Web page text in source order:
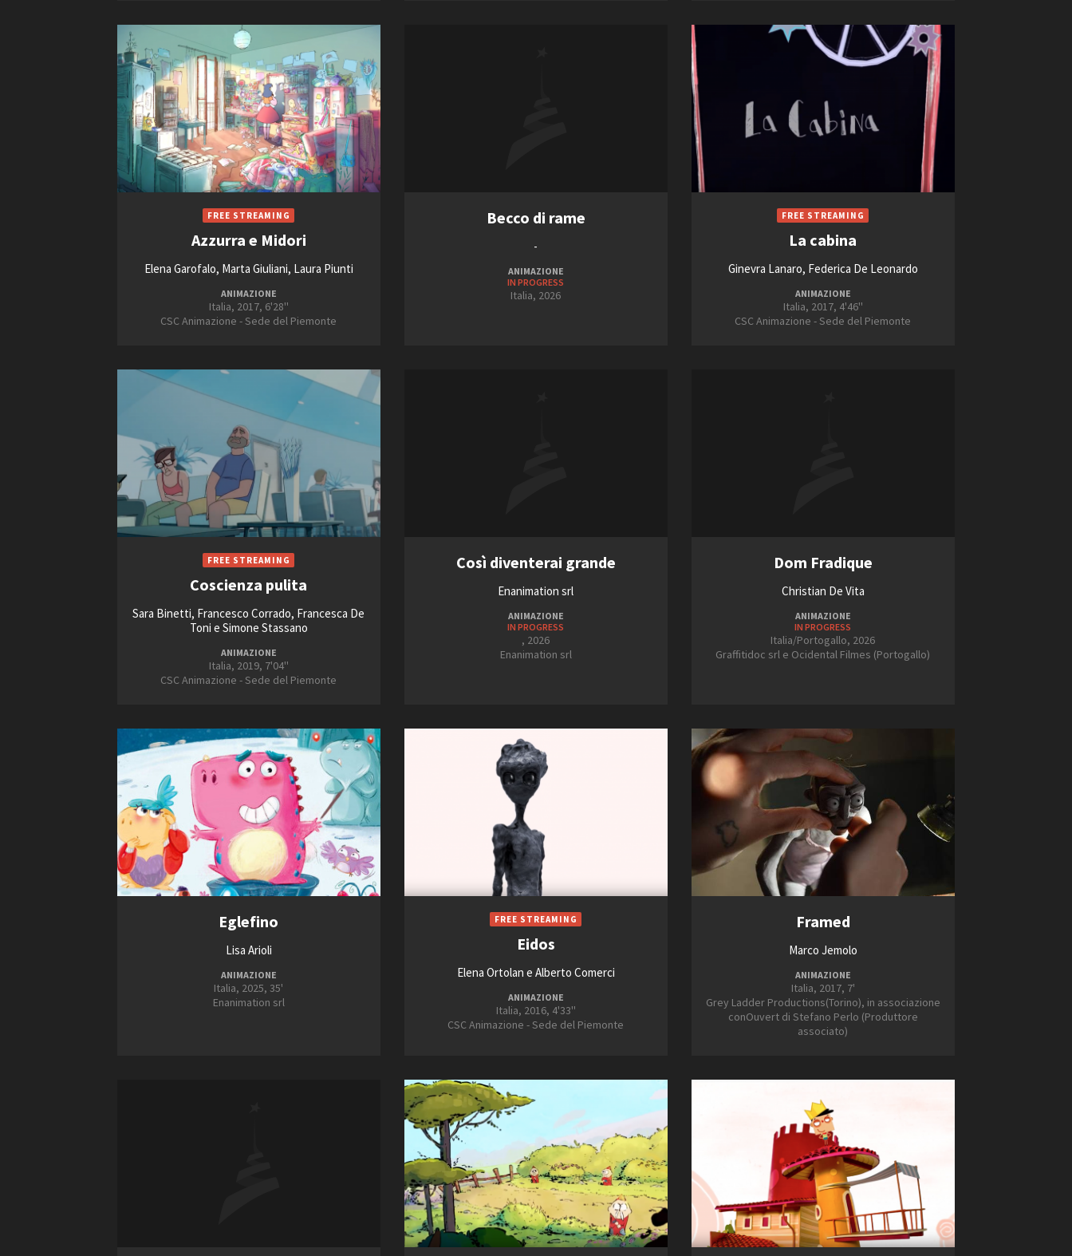
Amministrazione trasparente Bandi e gare Credits
2006
2007
2014
Azzurra e Midori
Elena Garofalo, Marta Giuliani, Laura Piunti
ANIMAZIONE
Italia, 2017, 6'28''
CSC Animazione - Sede del Piemonte
Becco di rame
-
ANIMAZIONE
IN PROGRESS
Italia, 2026
La cabina
Ginevra Lanaro, Federica De Leonardo
ANIMAZIONE
Italia, 2017, 4'46''
CSC Animazione - Sede del Piemonte
Coscienza pulita
Sara Binetti, Francesco Corrado, Francesca De
Toni e Simone Stassano
ANIMAZIONE
Italia, 2019, 7'04''
CSC Animazione - Sede del Piemonte
Così diventerai grande
Enanimation srl
ANIMAZIONE
IN PROGRESS
, 2026
Enanimation srl
Dom Fradique
Christian De Vita
ANIMAZIONE
IN PROGRESS
Italia/Portogallo, 2026
Graffitidoc srl e Ocidental Filmes (Portogallo)
Eglefino
Lisa Arioli
ANIMAZIONE
Italia, 2025, 35'
Enanimation srl
Eidos
Elena Ortolan e Alberto Comerci
ANIMAZIONE
Italia, 2016, 4'33''
CSC Animazione - Sede del Piemonte
Framed
Marco Jemolo
ANIMAZIONE
Italia, 2017, 7'
Grey Ladder Productions(Torino), in associazione
conOuvert di Stefano Perlo (Produttore
associato)